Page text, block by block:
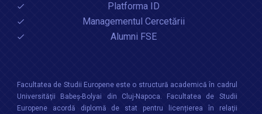
Platforma ID
Managementul Cercetării
Alumni FSE
Facultatea de Studii Europene este o structură academică în cadrul
Universităţii Babeș-Bolyai din Cluj-Napoca. Facultatea de Studii
Europene acordă diplomă de stat pentru licențierea în relaţii